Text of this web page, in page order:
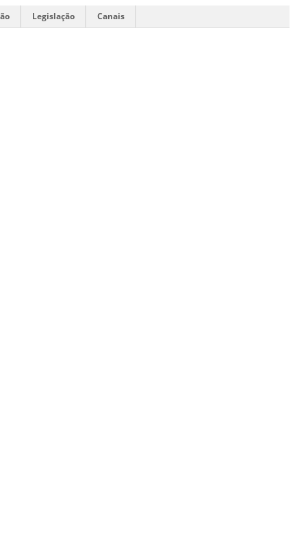
Legislação
Canais